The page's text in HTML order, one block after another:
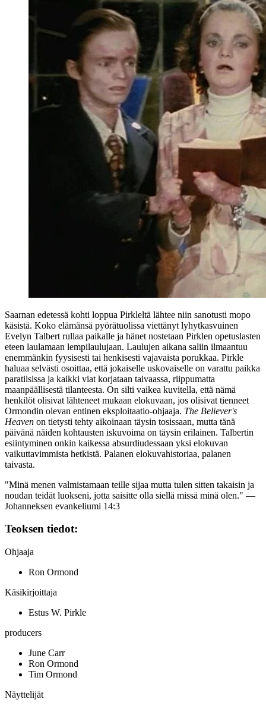
Saarnan edetessä kohti loppua Pirkleltä lähtee niin sanotusti mopo
käsistä. Koko elämänsä pyörätuolissa viettänyt lyhytkasvuinen
Evelyn Talbert rullaa paikalle ja hänet nostetaan Pirklen opetuslasten
eteen laulamaan lempilaulujaan. Laulujen aikana saliin ilmaantuu
enemmänkin fyysisesti tai henkisesti vajavaista porukkaa. Pirkle
haluaa selvästi osoittaa, että jokaiselle uskovaiselle on varattu paikka
paratiisissa ja kaikki viat korjataan taivaassa, riippumatta
maanpäällisestä tilanteesta. On silti vaikea kuvitella, että nämä
henkilöt olisivat lähteneet mukaan elokuvaan, jos olisivat tienneet
Ormondin olevan entinen eksploitaatio-ohjaaja. The Believer's
Heaven on tietysti tehty aikoinaan täysin tosissaan, mutta tänä
päivänä näiden kohtausten iskuvoima on täysin erilainen. Talbertin
esiintyminen onkin kaikessa absurdiudessaan yksi elokuvan
vaikuttavimmista hetkistä. Palanen elokuvahistoriaa, palanen
taivasta.
"Minä menen valmistamaan teille sijaa mutta tulen sitten takaisin ja
noudan teidät luokseni, jotta saisitte olla siellä missä minä olen." —
Johanneksen evankeliumi 14:3
Teoksen tiedot:
Ohjaaja
Ron Ormond
Käsikirjoittaja
Estus W. Pirkle
producers
June Carr
Ron Ormond
Tim Ormond
Näyttelijät